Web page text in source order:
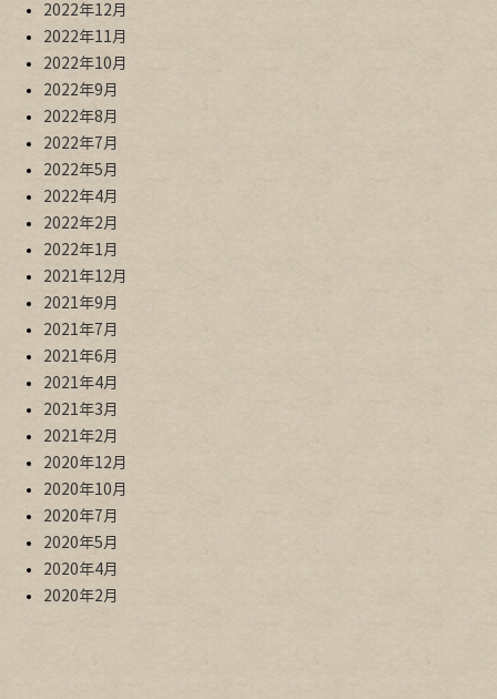
2022年12月
2022年11月
2022年10月
2022年9月
2022年8月
2022年7月
2022年5月
2022年4月
2022年2月
2022年1月
2021年12月
2021年9月
2021年7月
2021年6月
2021年4月
2021年3月
2021年2月
2020年12月
2020年10月
2020年7月
2020年5月
2020年4月
2020年2月